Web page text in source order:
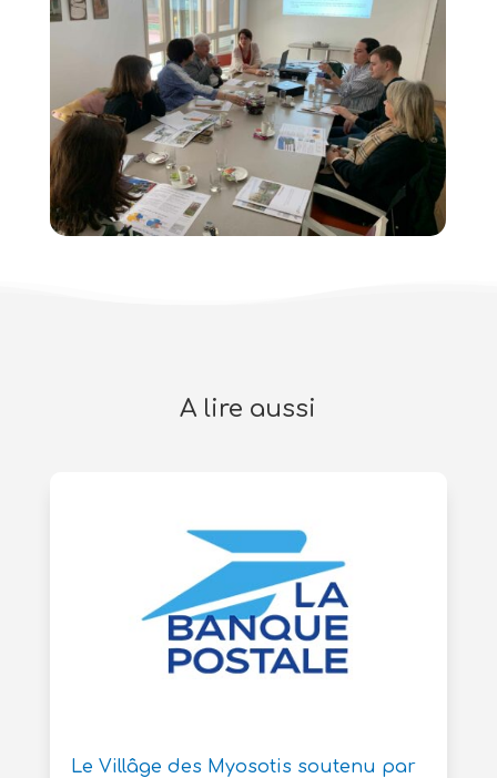
A lire aussi
Le Villâge des Myosotis soutenu par